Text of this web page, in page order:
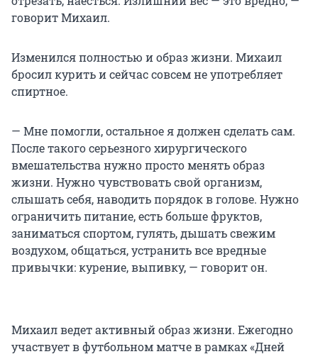
говорит Михаил.
Изменился полностью и образ жизни. Михаил
бросил курить и сейчас совсем не употребляет
спиртное.
— Мне помогли, остальное я должен сделать сам.
После такого серьезного хирургического
вмешательства нужно просто менять образ
жизни. Нужно чувствовать свой организм,
слышать себя, наводить порядок в голове. Нужно
ограничить питание, есть больше фруктов,
заниматься спортом, гулять, дышать свежим
воздухом, общаться, устранить все вредные
привычки: курение, выпивку, — говорит он.
Михаил ведет активный образ жизни. Ежегодно
участвует в футбольном матче в рамках «Дней